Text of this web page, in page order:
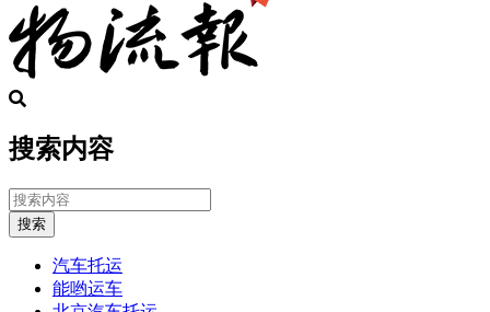
搜索内容
搜索
汽车托运
能哟运车